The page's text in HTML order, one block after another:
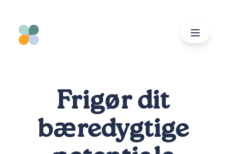
indhold
Frigør dit
bæredygtige